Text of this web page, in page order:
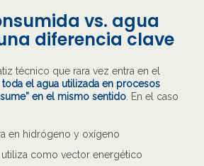
vs. agua
diferencia clave
técnico que rara vez entra en el
toda el agua utilizada en procesos
en el mismo sentido. En el caso
en hidrógeno y oxígeno
como vector energético